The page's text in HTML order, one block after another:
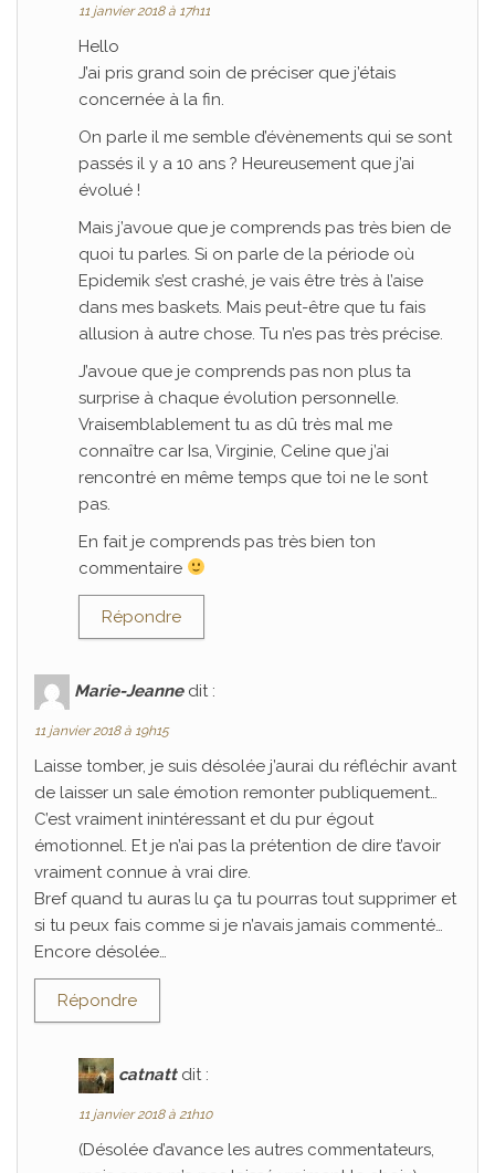
11 janvier 2018 à 17h11
Hello
J’ai pris grand soin de préciser que j’étais
concernée à la fin.
On parle il me semble d’évènements qui se sont
passés il y a 10 ans ? Heureusement que j’ai
évolué !
Mais j’avoue que je comprends pas très bien de
quoi tu parles. Si on parle de la période où
Epidemik s’est crashé, je vais être très à l’aise
dans mes baskets. Mais peut-être que tu fais
allusion à autre chose. Tu n’es pas très précise.
J’avoue que je comprends pas non plus ta
surprise à chaque évolution personnelle.
Vraisemblablement tu as dû très mal me
connaître car Isa, Virginie, Celine que j’ai
rencontré en même temps que toi ne le sont
pas.
En fait je comprends pas très bien ton
commentaire
Répondre
Marie-Jeanne dit :
11 janvier 2018 à 19h15
Laisse tomber, je suis désolée j’aurai du réfléchir avant
de laisser un sale émotion remonter publiquement…
C’est vraiment inintéressant et du pur égout
émotionnel. Et je n’ai pas la prétention de dire t’avoir
vraiment connue à vrai dire.
Bref quand tu auras lu ça tu pourras tout supprimer et
si tu peux fais comme si je n’avais jamais commenté…
Encore désolée…
Répondre
catnatt dit :
11 janvier 2018 à 21h10
(Désolée d’avance les autres commentateurs,